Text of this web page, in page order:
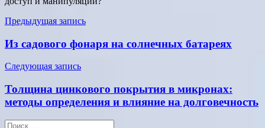
Навигация
по
записям
Предыдущая запись
Из садового фонаря на солнечных батареях
Следующая запись
Толщина цинкового покрытия в микронах:
методы определения и влияние на долговечность
Поиск